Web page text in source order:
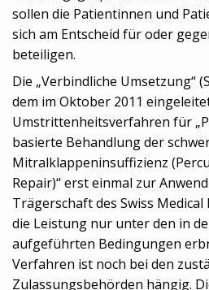
sollen die Patientinnen und
sich am Entscheid für oder
beteiligen.
Die „Verbindliche Umsetzung“
dem im Oktober 2011
Umstrittenheitsverfahren für
basierte Behandlung der
Mitralklappeninsuffizienz
Repair)“ erst einmal zur
Trägerschaft des Swiss
die Leistung nur unter den in
aufgeführten Bedingungen
Verfahren ist noch bei den
Zulassungsbehörden hängig.